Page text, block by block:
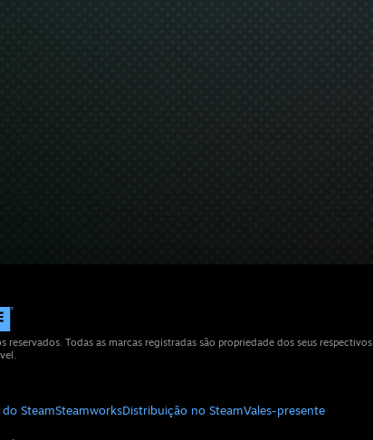
Todas as marcas registradas são propriedade dos seus
SteamSteamworksDistribuição no SteamVales-presente